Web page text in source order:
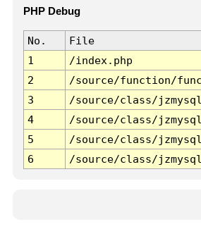
PHP Debug
No. File
1
/index.php
2
/source/function/
3
/source/class/
4
/source/class/
5
/source/class/
6
/source/class/